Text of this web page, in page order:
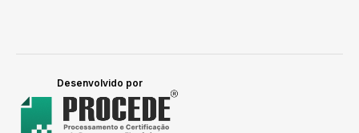
Desenvolvido por